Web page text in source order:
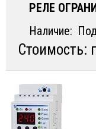
НОВОСТИ
ДОСТАВКА
РЕЛЕ
Наличие:
Стоимость: